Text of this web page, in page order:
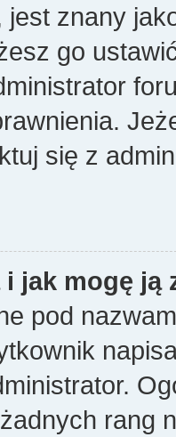
znany
go
się z
jak mogę ją
pod
rang